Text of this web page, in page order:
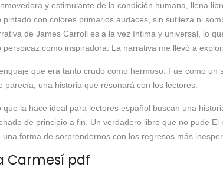
y estimulante de la condición humana, llena
con colores primarios audaces, sin sutileza ni
de James Carroll es a la vez íntima y universal, lo
como inspiradora. La narrativa me llevó a
que era tanto crudo como hermoso. Fue como
una historia que resonará con los lectores.
la hace ideal para lectores español buscan una
de principio a fin. Un verdadero libro que no pude
forma de sorprendernos con los regresos más
Carmesí pdf